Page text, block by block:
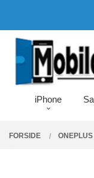
innholdet
iPhone
FORSIDE ONEPLUS